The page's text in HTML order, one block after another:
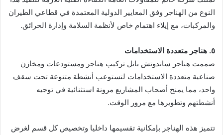
النوع من الهناجر وفق المعايير الدولية المعتمدة في قطاعي الطيران
والمركبات، مع إيلاء اهتمام خاص لأنظمة السلامة وإدارة الحرائق.
٥. هناجر متعددة الاستخدامات
صممت هناجر ساندوتش بانل تركيب هناجر ومستودعات ومخازن
صناعية متعددة الاستخدامات لتستوعب أنشطة متنوعة تحت سقف
واحد، مما يمنح أصحاب المشاريع مرونة استثنائية في توجيه
أنشطتهم وتطويرها مع مرور الوقت.
تتميز هذه الهناجر بإمكانية تقسيمها داخليا وتخصيص كل قسم لغرض